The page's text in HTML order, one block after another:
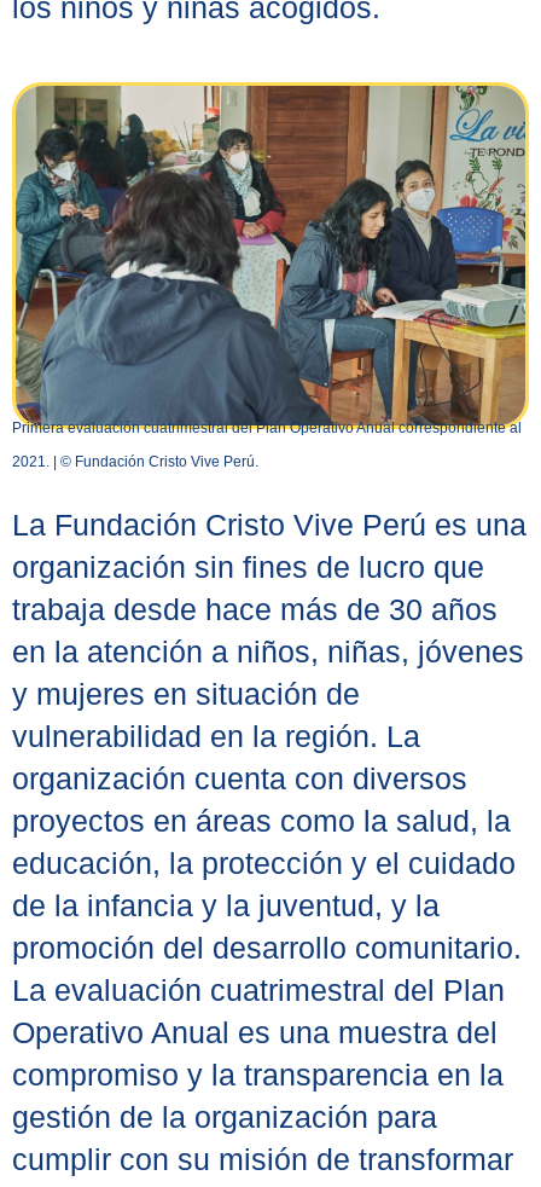
los niños y niñas acogidos.
Primera evaluación cuatrimestral del Plan Operativo Anual correspondiente al
2021. | © Fundación Cristo Vive Perú.
La Fundación Cristo Vive Perú es una
organización sin fines de lucro que
trabaja desde hace más de 30 años
en la atención a niños, niñas, jóvenes
y mujeres en situación de
vulnerabilidad en la región. La
organización cuenta con diversos
proyectos en áreas como la salud, la
educación, la protección y el cuidado
de la infancia y la juventud, y la
promoción del desarrollo comunitario.
La evaluación cuatrimestral del Plan
Operativo Anual es una muestra del
compromiso y la transparencia en la
gestión de la organización para
cumplir con su misión de transformar